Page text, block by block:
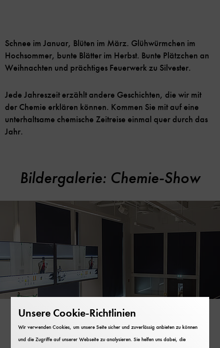
Schnee im Januar, Blüten im März. Glühwürmchen im
Hochsommer, bunte Blätter im Herbst. Bunte Plätzchen an
Weihnachten und prächtiges Feuerwerk zu Silvester.
Jede Jahreszeit erzählt andere Geschichten, die wir mit
der Chemie erklären können. Kommen Sie mit auf eine
unterhaltsame chemische Zeitreise einmal quer durch das
Jahr.
Bildergalerie: Chemie-Show
Inhaltskarussell
Unsere Cookie-Richtlinien
Wir verwenden Cookies, um unsere Seite sicher und zuverlässig anbieten zu können
und die Zugriffe auf unserer Webseite zu analysieren. Sie helfen uns dabei, die